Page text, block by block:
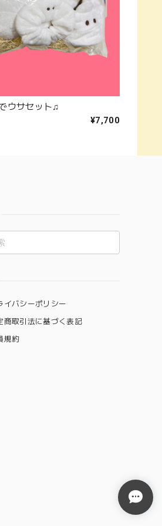
ウサセット♫
¥7,700
イバシーポリシー
商取引法に基づく表記
規約